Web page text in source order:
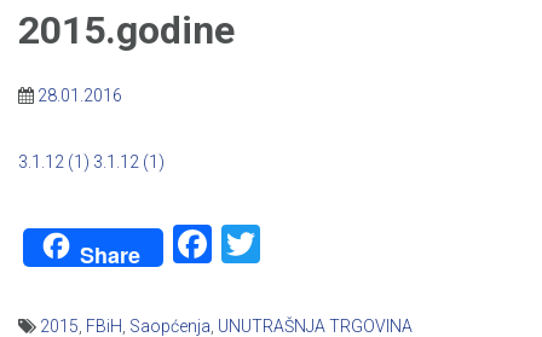
2015.godine
28.01.2016
3.1.12 (1) 3.1.12 (1)
Share Facebook
2015 FBiH Saopćenja UNUTRAŠNJA TRGOVINA